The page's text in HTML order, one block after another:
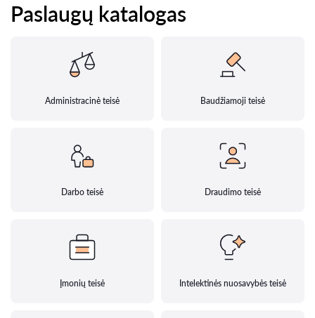
Paslaugų katalogas
Administracinė teisė Baudžiamoji teisė
Darbo teisė Draudimo teisė
Įmonių teisė Intelektinės nuosavybės teisė